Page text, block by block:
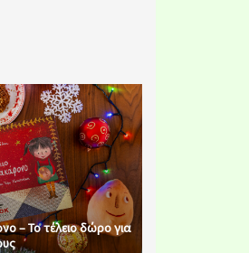
– Το τέλειο δώρο για